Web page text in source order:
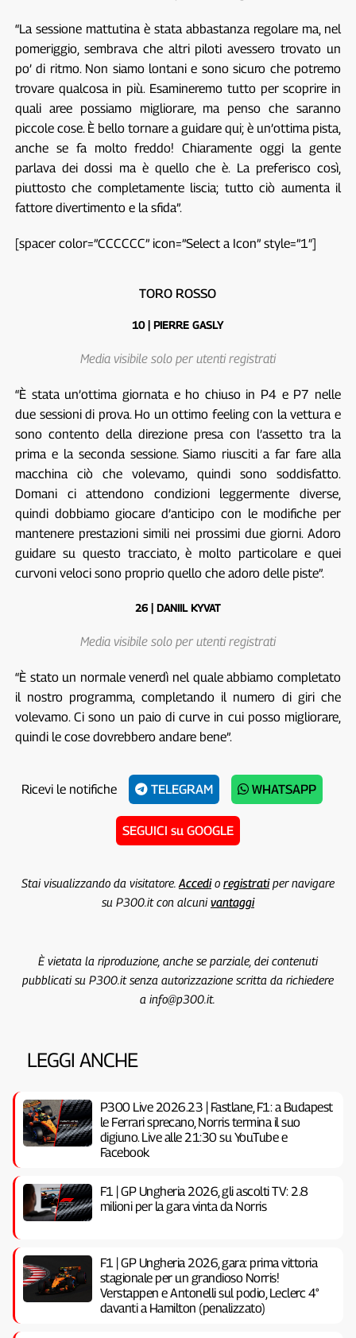
“La sessione mattutina è stata abbastanza regolare ma, nel
pomeriggio, sembrava che altri piloti avessero trovato un
po’ di ritmo. Non siamo lontani e sono sicuro che potremo
trovare qualcosa in più. Esamineremo tutto per scoprire in
quali aree possiamo migliorare, ma penso che saranno
piccole cose. È bello tornare a guidare qui; è un’ottima pista,
anche se fa molto freddo! Chiaramente oggi la gente
parlava dei dossi ma è quello che è. La preferisco così,
piuttosto che completamente liscia; tutto ciò aumenta il
fattore divertimento e la sfida”.
[spacer color=”CCCCCC” icon=”Select a Icon” style=”1″]
TORO ROSSO
10 | PIERRE GASLY
Media visibile solo per utenti registrati
“È stata un’ottima giornata e ho chiuso in P4 e P7 nelle
due sessioni di prova. Ho un ottimo feeling con la vettura e
sono contento della direzione presa con l’assetto tra la
prima e la seconda sessione. Siamo riusciti a far fare alla
macchina ciò che volevamo, quindi sono soddisfatto.
Domani ci attendono condizioni leggermente diverse,
quindi dobbiamo giocare d’anticipo con le modifiche per
mantenere prestazioni simili nei prossimi due giorni. Adoro
guidare su questo tracciato, è molto particolare e quei
curvoni veloci sono proprio quello che adoro delle piste”.
26 | DANIIL KYVAT
Media visibile solo per utenti registrati
“È stato un normale venerdì nel quale abbiamo completato
il nostro programma, completando il numero di giri che
volevamo. Ci sono un paio di curve in cui posso migliorare,
quindi le cose dovrebbero andare bene”.
Ricevi le notifiche TELEGRAM WHATSAPP
SEGUICI su GOOGLE
Stai visualizzando da visitatore. Accedio registratiper navigare
su P300.it con alcunivantaggi
È vietata la riproduzione, anche se parziale, dei contenuti
pubblicati su P300.it senza autorizzazione scritta da richiedere
a info@p300.it.
LEGGI ANCHE
P300 Live 2026.23 | Fastlane, F1: a Budapest
le Ferrari sprecano, Norris termina il suo
digiuno. Live alle 21:30 su YouTube e
Facebook
F1 | GP Ungheria 2026, gli ascolti TV: 2.8
milioni per la gara vinta da Norris
F1 | GP Ungheria 2026, gara: prima vittoria
stagionale per un grandioso Norris!
Verstappen e Antonelli sul podio, Leclerc 4°
davanti a Hamilton (penalizzato)